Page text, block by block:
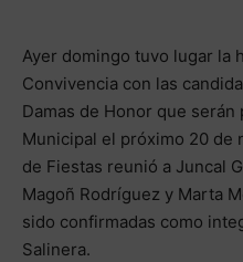
Ayer domingo tuvo lugar la
Convivencia con las
Damas de Honor que
Municipal el próximo 20 de
de Fiestas reunió a Juncal
Magoñ Rodríguez y Marta
sido confirmadas como
Salinera.